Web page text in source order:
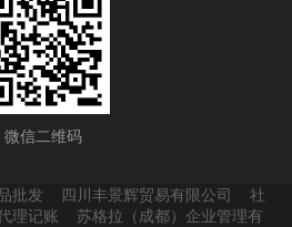
微信二维码
批发 四川丰景辉贸易有限公司
社
理记账
苏格拉（成都）企业管理有